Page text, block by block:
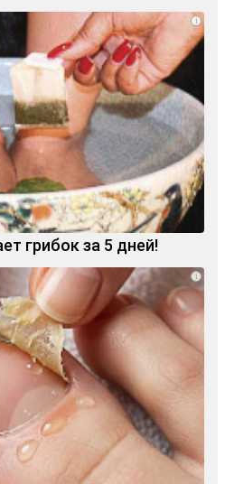
i
грибок за 5 дней!
i